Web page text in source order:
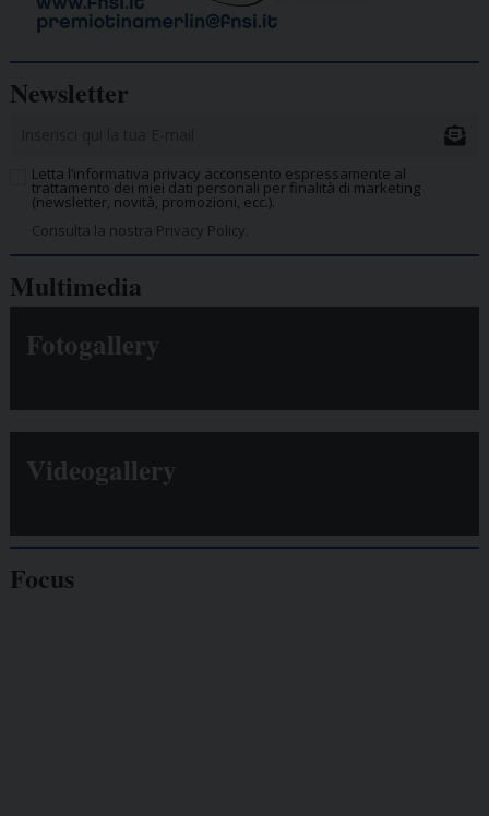
Newsletter
Letta l’informativa privacy acconsento espressamente al
trattamento dei miei dati personali per finalità di marketing
(newsletter, novità, promozioni, ecc.).
Consulta la nostra Privacy Policy.
Multimedia
Fotogallery
Videogallery
Focus